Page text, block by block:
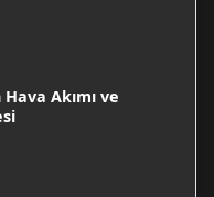
Akımı ve